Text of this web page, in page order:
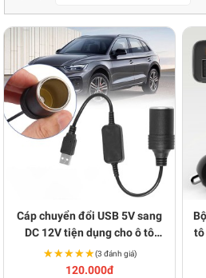
Cáp chuyển đổi USB 5V sang
DC 12V tiện dụng cho ô tô
BA1971
★★★★★
★★★★★(3 đánh giá)
120.000đ
tô